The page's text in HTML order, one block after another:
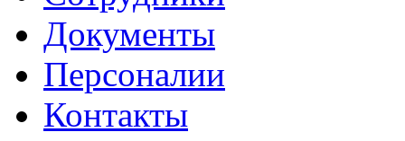
Документы
Персоналии
Контакты